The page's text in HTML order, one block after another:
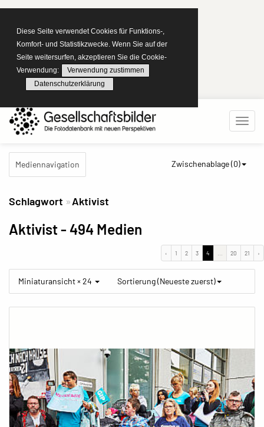
Diese Seite verwendet Cookies für Funktions-,
Komfort- und Statistikzwecke. Wenn Sie auf der
Seite weitersurfen, akzeptieren Sie die Cookie-
Verwendung:
Verwendung zustimmen
Datenschutzerklärung
Mediennavigation Zwischenablage (0)
Schlagwort Aktivist
Aktivist- 494 Medien
‹ 1 2 3 4 20 21 ›
Miniaturansicht × 24 Sortierung (Neueste zuerst)